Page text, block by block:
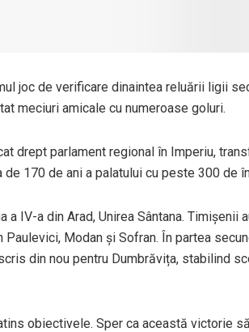
joc de verificare dinaintea reluării ligii
meciuri amicale cu numeroase goluri.
drept parlament regional în Imperiu,
170 de ani a palatului cu peste 300 de
IV-a din Arad, Unirea Sântana. Timișenii
Modan și Sofran. În partea
din nou pentru Dumbrăvița, stabilind
obiectivele. Sper ca această victorie